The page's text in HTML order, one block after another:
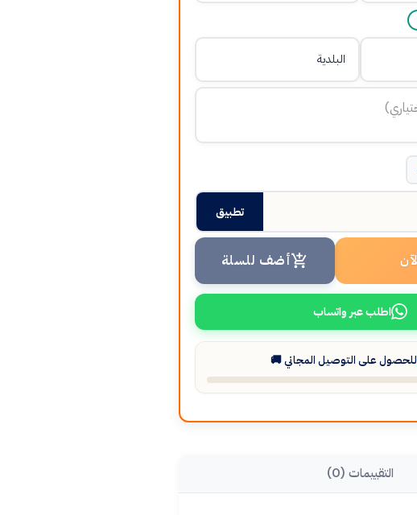
تطبيق
أضف للسلة
اطلب عبر واتساب
للحصول على التوصيل المجاني 🚚
التقييمات (0)